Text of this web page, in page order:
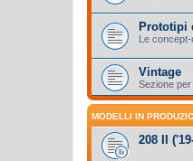
Prototipi
Le
Vintage
Sezione
MODELLI IN
208 II